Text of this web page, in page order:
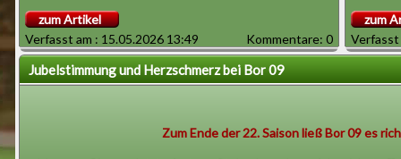
zum Artikel
Verfasst am : 15.05.2026 13:49
Kommentare: 0
zum
Verfasst
Jubelstimmung und Herzschmerz bei Bor 09
Zum Ende der 22. Saison ließ Bor 09 es